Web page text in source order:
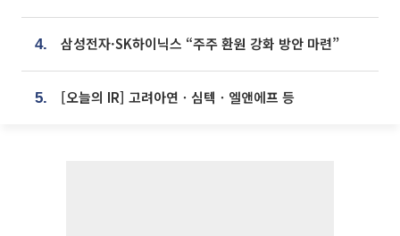
4. 삼성전자·SK하이닉스 “주주 환원 강화 방안 마련”
5. [오늘의 IR] 고려아연ㆍ심텍ㆍ엘앤에프 등